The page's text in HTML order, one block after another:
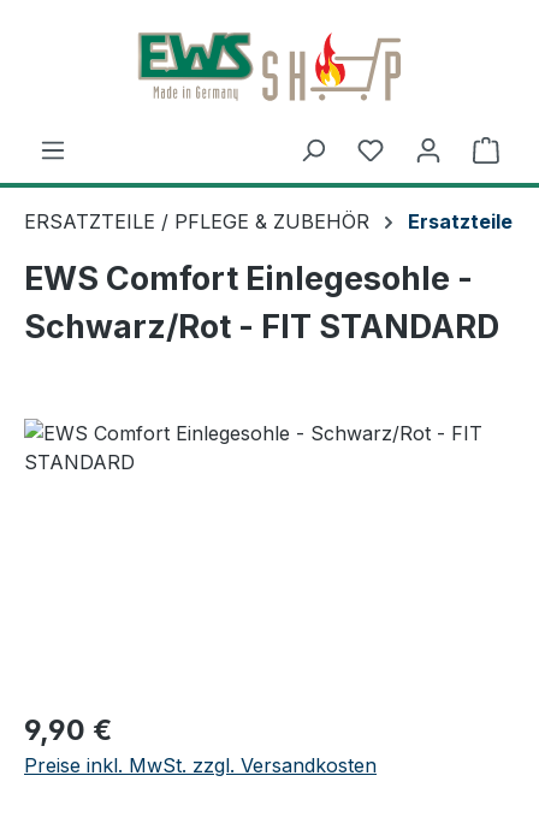
Zum Hauptinhalt springen
ERSATZTEILE / PFLEGE & ZUBEHÖR Ersatzteile
EWS Comfort Einlegesohle -
Schwarz/Rot - FIT STANDARD
Regulärer Preis:
9,90 €
Preise inkl. MwSt. zzgl. Versandkosten